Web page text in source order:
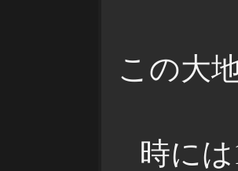
この大
時に